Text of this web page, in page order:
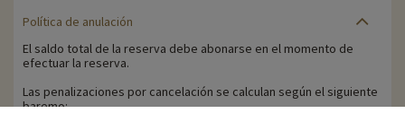
Política de anulación
El saldo total de la reserva debe abonarse en el momento de
efectuar la reserva.
Las penalizaciones por cancelación se calculan según el siguiente
baremo: